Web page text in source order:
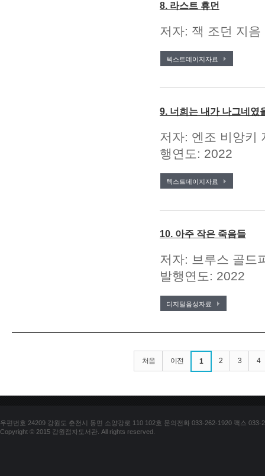
8. 라스트 휴먼
저자: 잭 조던 지
텍스트데이지자료
9. 너희는 내가 나그네였
저자: 엔조 비앙키
행연도: 2022
텍스트데이지자료
10. 아주 작은 죽음들
저자: 브루스 골드
발행연도: 2022
디지털음성자료
처음 이전 1 2 3 4
우편번호 24209 강원도 춘천시 동면 소양강로 110 102호 문의전화 033-262-1920 팩스 033-
Copyright © 2015 강원점자도서관. All rights reserved.